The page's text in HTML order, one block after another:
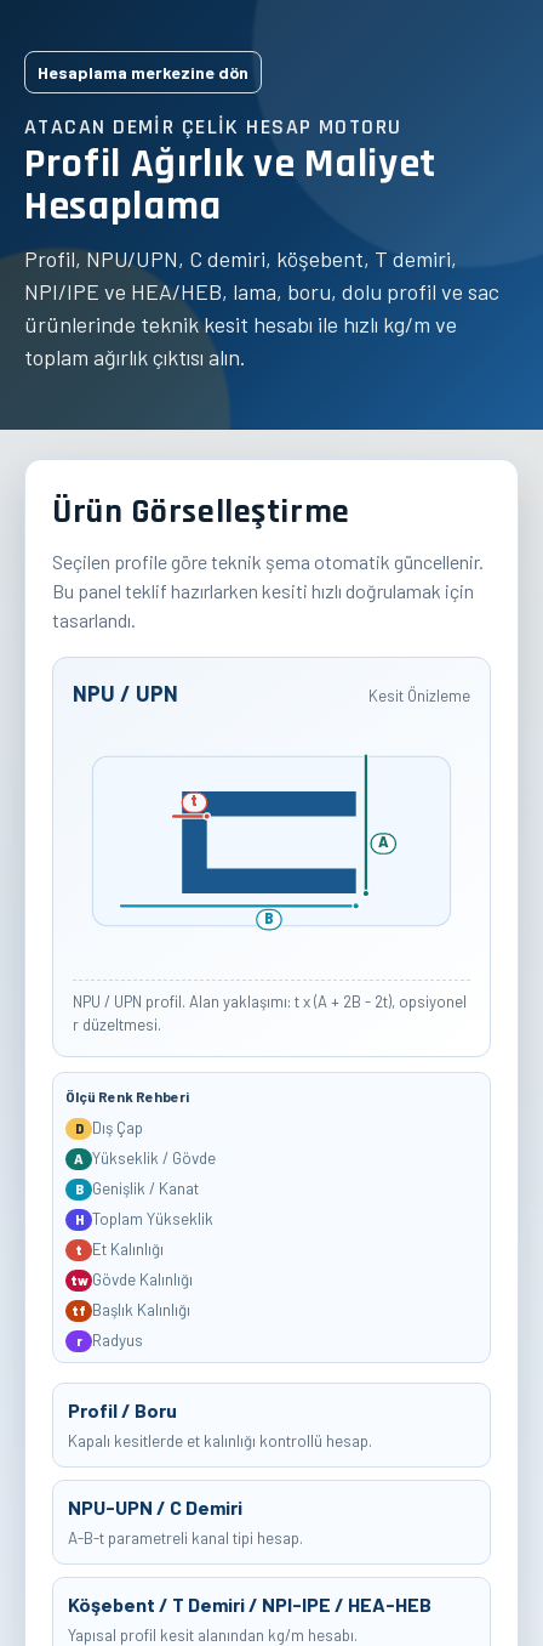
Hesaplama merkezine dön
ATACAN DEMIR ÇELIK HESAP MOTORU
Profil Ağırlık ve Maliyet
Hesaplama
Profil, NPU/UPN, C demiri, köşebent, T demiri,
NPI/IPE ve HEA/HEB, lama, boru, dolu profil ve sac
ürünlerinde teknik kesit hesabı ile hızlı kg/m ve
toplam ağırlık çıktısı alın.
Ürün Görselleştirme
Seçilen profile göre teknik şema otomatik güncellenir.
Bu panel teklif hazırlarken kesiti hızlı doğrulamak için
tasarlandı.
NPU / UPN Kesit Önizleme
A
B
t
NPU / UPN profil. Alan yaklaşımı: t x (A + 2B - 2t), opsiyonel
r düzeltmesi.
Ölçü Renk Rehberi
D Dış Çap
A Yükseklik / Gövde
B Genişlik / Kanat
H Toplam Yükseklik
t Et Kalınlığı
tw Gövde Kalınlığı
tf Başlık Kalınlığı
r Radyus
Profil / Boru
Kapalı kesitlerde et kalınlığı kontrollü hesap.
NPU-UPN / C Demiri
A-B-t parametreli kanal tipi hesap.
Köşebent / T Demiri / NPI-IPE / HEA-HEB
Yapısal profil kesit alanından kg/m hesabı.